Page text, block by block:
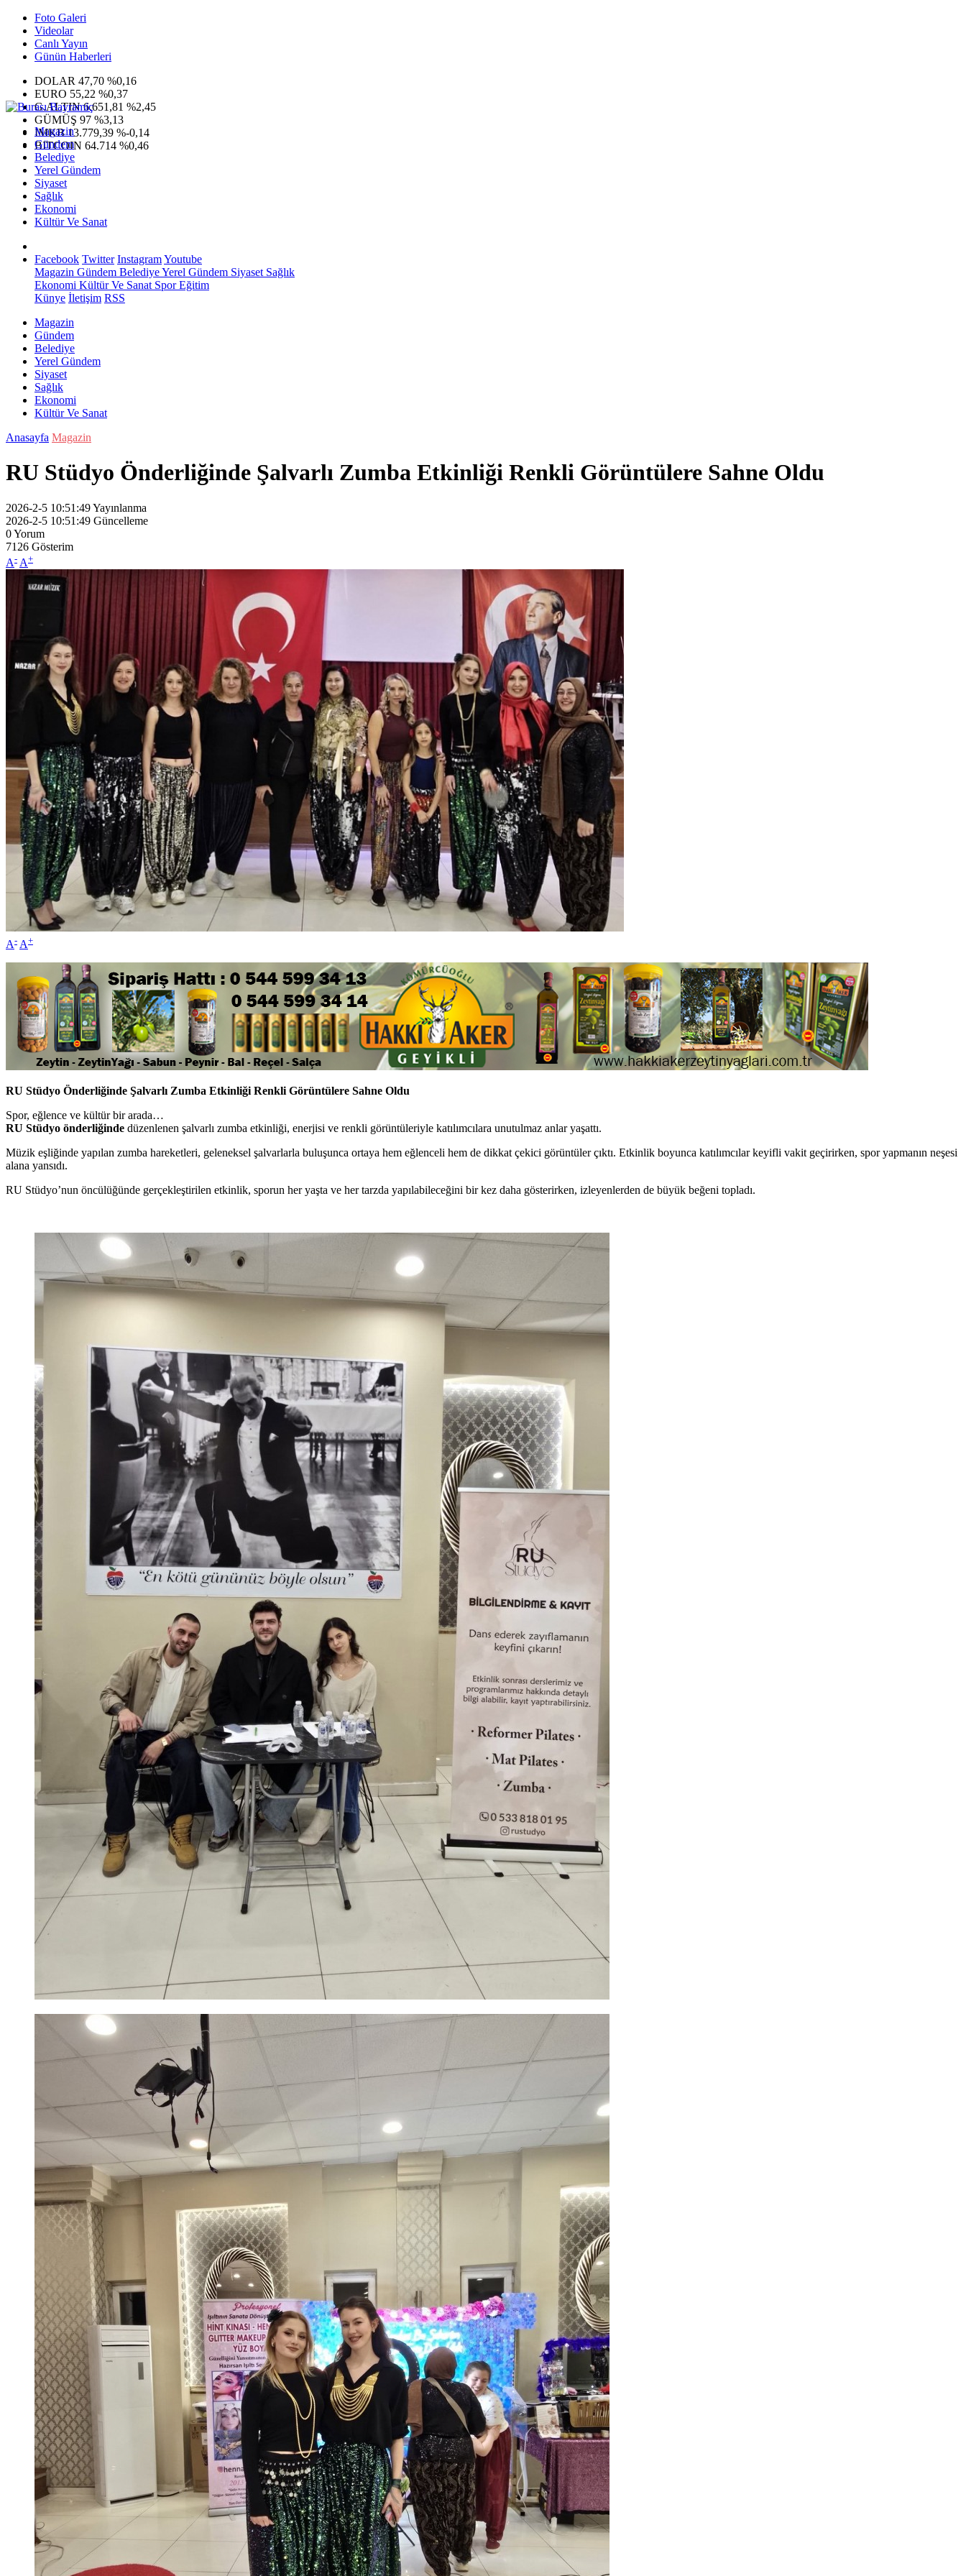
Foto Galeri
Videolar
Canlı Yayın
Günün Haberleri
DOLAR 47,70 %0,16
EURO 55,22 %0,37
G.ALTIN6.651,81 %2,45
GÜMÜŞ 97 %3,13
IMKB13.779,39 %-0,14
BITCOIN 64.714 %0,46
Magazin
Gündem
Belediye
Yerel Gündem
Siyaset
Sağlık
Ekonomi
Kültür Ve Sanat
Facebook Twitter InstagramYoutube
Magazin Gündem BelediyeYerel Gündem Siyaset Sağlık
Ekonomi Kültür Ve Sanat SporEğitim
Künye İletişim RSS
Magazin
Gündem
Belediye
Yerel Gündem
Siyaset
Sağlık
Ekonomi
Kültür Ve Sanat
Anasayfa Magazin
RU Stüdyo Önderliğinde Şalvarlı Zumba Etkinliği Renkli Görüntülere Sahne Oldu
2026-2-5 10:51:49Yayınlanma
2026-2-5 10:51:49 Güncelleme
0Yorum
7126 Gösterim
A- A+
A- A+
RU Stüdyo Önderliğinde Şalvarlı Zumba Etkinliği Renkli Görüntülere Sahne Oldu
Spor, eğlence ve kültür bir arada…
RU Stüdyo önderliğinde düzenlenen şalvarlı zumba etkinliği, enerjisi ve renkli görüntüleriyle katılımcılara unutulmaz anlar yaşattı.
Müzik eşliğinde yapılan zumba hareketleri, geleneksel şalvarlarla buluşunca ortaya hem eğlenceli hem de dikkat çekici görüntüler çıktı. Etkinlik boyunca katılımcılar keyifli vakit geçirirken, spor yapmanın neşesi
alana yansıdı.
RU Stüdyo’nun öncülüğünde gerçekleştirilen etkinlik, sporun her yaşta ve her tarzda yapılabileceğini bir kez daha gösterirken, izleyenlerden de büyük beğeni topladı.